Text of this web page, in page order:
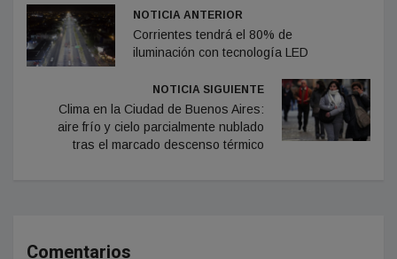
NOTICIA ANTERIOR
Corrientes tendrá el 80% de
iluminación con tecnología LED
NOTICIA SIGUIENTE
Clima en la Ciudad de Buenos Aires:
aire frío y cielo parcialmente nublado
tras el marcado descenso térmico
Comentarios